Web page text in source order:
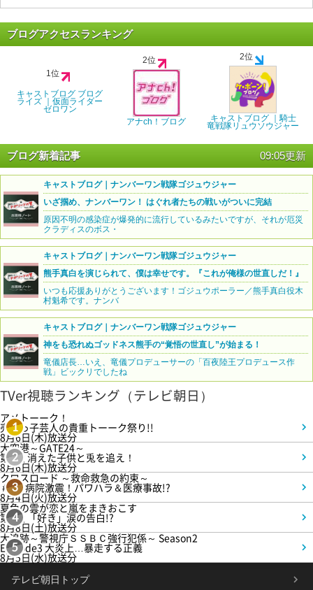
ブログアクセスランキング
1位
キャストブログ ブログ
ライズ ｜仮面ライダー
ゼロワン
2位
アナch！ブログ
2位
キャストブログ ｜騎士
竜戦隊リュウソウジャー
ブログ新着記事 09:05更新
キャストブログ｜ナンバーワン戦隊ゴジュウジャー
いざ掴め、ナンバーワン！ はぐれ者たちの戦いがついに完結
原因不明の感染症が爆発的に流行しているみたいですが、それが厄災
クラディスのボス・
キャストブログ｜ナンバーワン戦隊ゴジュウジャー
熊手真白を演じられて、僕は幸せです。『これが俺様の世直しだ！』
いつも応援ありがとうございます！ゴジュウポーラー／熊手真白役木
村魁希です。ナンバ
キャストブログ｜ナンバーワン戦隊ゴジュウジャー
神をも恐れぬゴッドネス熊手の“覚悟の世直し”が始まる！
竜儀店長…いえ、竜儀プロデューサーの「百夜陸王プロデュース作
戦」ビックリでしたね
TVer視聴ランキング（テレビ朝日）
1
アメトーーク！
売れっ子芸人の貴重トーーク祭り!!
8月6日(木)放送分
2
大空港～GATE24～
第3話 消えた子供と兎を追え！
8月6日(木)放送分
3
クロスロード ～救命救急の約束～
＃5 病院激震！パワハラ＆医療事故!?
8月4日(火)放送分
4
夏色の雲が恋と嵐をまきおこす
第5話 「好き」涙の告白!?
8月8日(土)放送分
5
大追跡～警視庁ＳＳＢＣ強行犯係～ Season2
Episode3 大炎上…暴走する正義
8月5日(水)放送分
テレビ朝日トップ